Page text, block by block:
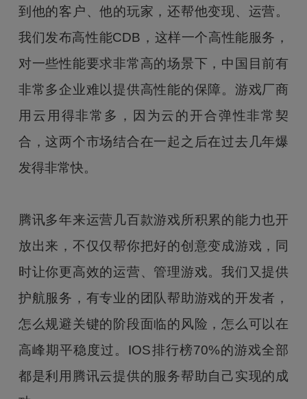
到他的客户、他的玩家，还帮他变现、运营。
我们发布高性能CDB，这样一个高性能服务，
对一些性能要求非常高的场景下，中国目前有
非常多企业难以提供高性能的保障。游戏厂商
用云用得非常多，因为云的开合弹性非常契
合，这两个市场结合在一起之后在过去几年爆
发得非常快。
腾讯多年来运营几百款游戏所积累的能力也开
放出来，不仅仅帮你把好的创意变成游戏，同
时让你更高效的运营、管理游戏。我们又提供
护航服务，有专业的团队帮助游戏的开发者，
怎么规避关键的阶段面临的风险，怎么可以在
高峰期平稳度过。IOS排行榜70%的游戏全部
都是利用腾讯云提供的服务帮助自己实现的成